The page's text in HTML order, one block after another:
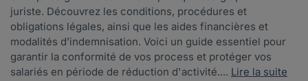
juriste. Découvrez les conditions, procédures et
obligations légales, ainsi que les aides financières et
modalités d’indemnisation. Voici un guide essentiel pour
garantir la conformité de vos process et protéger vos
salariés en période de réduction d'activité.... Lire la suite